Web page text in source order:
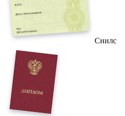
Снилс